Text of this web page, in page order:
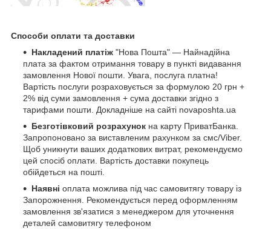
Способи оплати та доставки
Накладений платіж "Нова Пошта" — Найнадійна
плата за фактом отримання товару в пункті видавання
замовлення Нової пошти. Увага, послуга платна!
Вартість послуги розраховується за формулою 20 грн +
2% від суми замовлення + сума доставки згідно з
тарифами пошти. Докладніше на сайті novaposhta.ua
Безготівковий розрахунок на карту ПриватБанка.
Запропоновано за виставленим рахунком за смс/Viber.
Щоб уникнути ваших додаткових витрат, рекомендуємо
цей спосіб оплати. Вартість доставки покупець
обійдеться на пошті.
Наявні оплата можлива під час самовитягу товару із
Запорожнення. Рекомендується перед оформленням
замовлення зв'язатися з менеджером для уточнення
деталей самовитягу телефоном